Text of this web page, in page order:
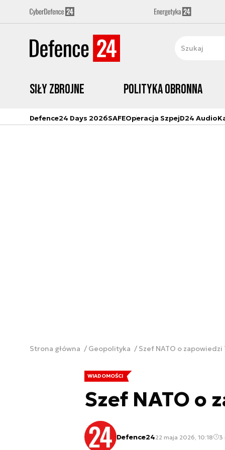
Siły zbrojne Polityka obronna
Defence24 Days 2026SAFEOperacja SzpejD24 Audio
Strona główna Geopolityka Szef NATO o
WIADOMOŚCI
Szef NATO o
Defence2422 maja 2026, 10:18 3